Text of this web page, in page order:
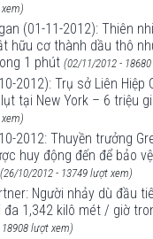
(01-11-2012): Thiên
hữu cơ thành dầu thô
1 phút (02/11/2012 -
2012): Trụ sở Liên Hiệp
tại New York – 6 triệu
2012: Thuyền trưởng
huy động đến để bảo
(26/10/2012 - 13749 lượt xem)
Người nhảy dù đầu
1,342 kilô mét / giờ
lượt xem)